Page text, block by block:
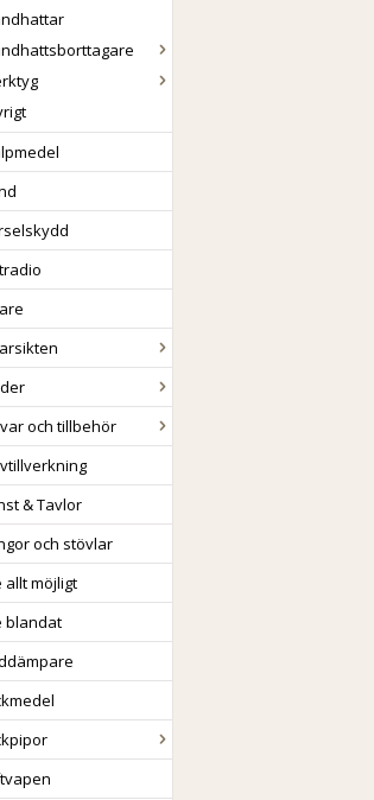
och tillbehör
& Tavlor
och stövlar
allt möjligt
blandat